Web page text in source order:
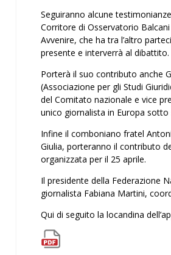
Seguiranno alcune
Corritore di Osservatorio
Avvenire, che ha tra l’altro
presente e interverrà al dibattito.
Porterà il suo contributo anche
(Associazione per gli Studi
del Comitato nazionale e vice
unico giornalista in Europa
Infine il comboniano fratel
Giulia, porteranno il contributo
organizzata per il 25 aprile.
Il presidente della Federazione
giornalista Fabiana Martini,
Qui di seguito la locandina